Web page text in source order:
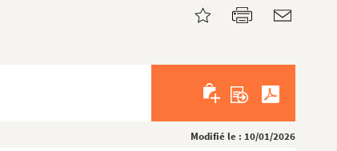
Modifié le : 10/01/2026